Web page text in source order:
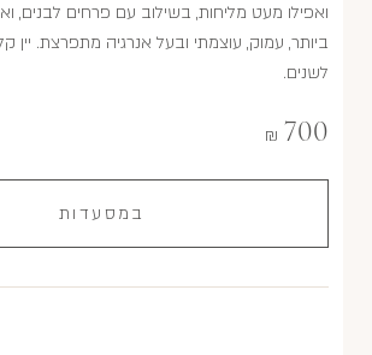
ואפילו מעט מליחות, בשילוב עם פרחים לבנים,
ביותר, עמוק, עוצמתי ובעל אנרגיה מתפרצת. יין
לשנים.
700
₪
במסעדות